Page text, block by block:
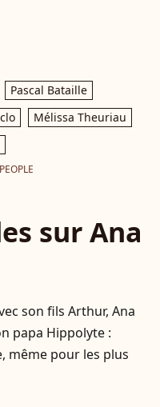
Pascal Bataille
Mélissa Theuriau
sur Ana
son fils Arthur, Ana
papa Hippolyte :
même pour les plus